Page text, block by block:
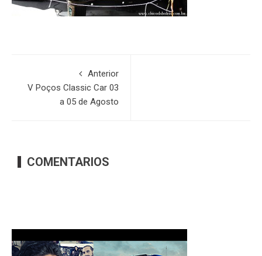
Anterior
V Poços Classic Car 03
a 05 de Agosto
COMENTARIOS